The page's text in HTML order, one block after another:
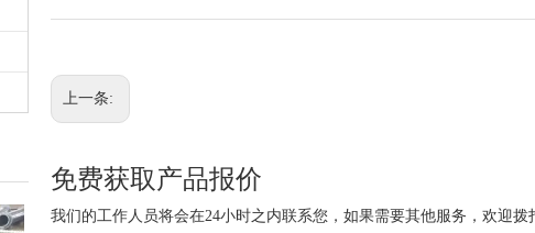
上一条:
免费获取产品报价
我们的工作人员将会在24小时之内联系您，如果需要其他服务，欢迎拨